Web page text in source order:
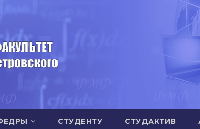
СТУДЕНТУ СТУДАКТИВ